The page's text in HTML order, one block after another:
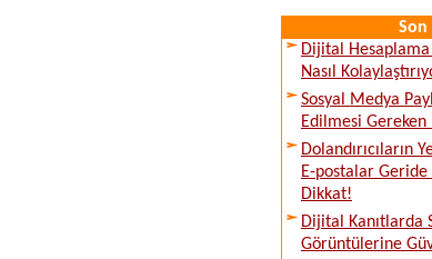
Son
Dijital Hesaplama
Nasıl
Sosyal Medya
Edilmesi Gereken
Dolandırıcıların
E-postalar Geride
Dikkat!
Dijital Kanıtlarda
Görüntülerine